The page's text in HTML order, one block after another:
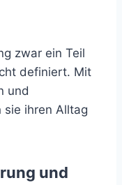
zwar ein Teil
definiert. Mit
und
sie ihren Alltag
und